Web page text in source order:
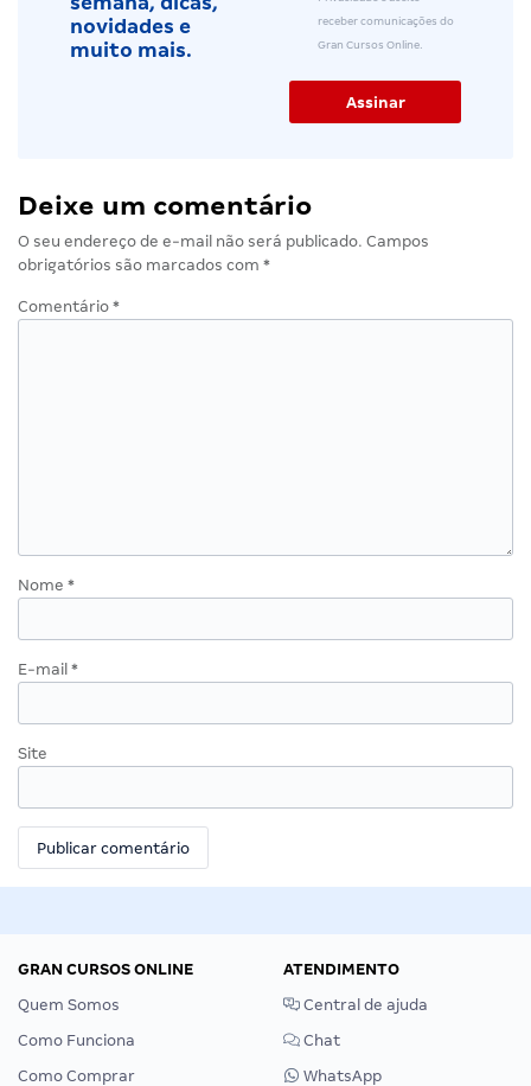
novidades e
muito mais.
receber comunicações do
Gran Cursos Online.
Deixe um comentário
O seu endereço de e-mail não será publicado. Campos
obrigatórios são marcados com *
Comentário *
Nome *
E-mail *
Site
GRAN CURSOS ONLINE
Quem Somos
Como Funciona
Como Comprar
ATENDIMENTO
Central de ajuda
Chat
WhatsApp